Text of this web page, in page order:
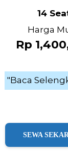
14
Harga
Rp
"Baca
SEWA